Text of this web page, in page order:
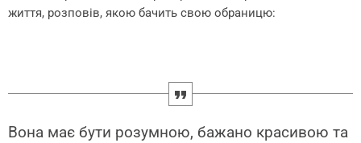
життя, розповів, якою бачить свою обраницю:
Вона має бути розумною, бажано красивою та